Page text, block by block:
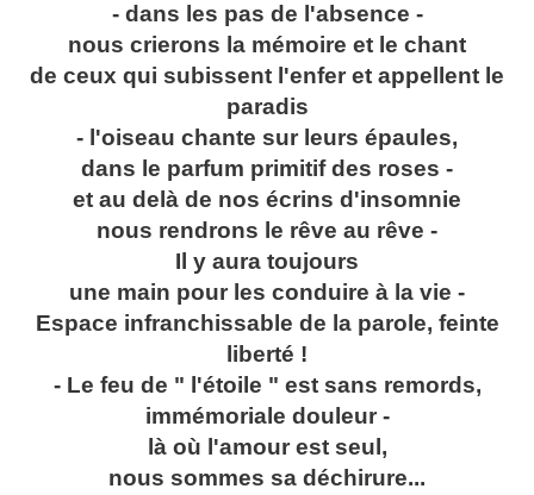
- dans les pas de l'absence -
nous crierons la mémoire et le chant
de ceux qui subissent l'enfer et appellent le
paradis
- l'oiseau chante sur leurs épaules,
dans le parfum primitif des roses -
et au delà de nos écrins d'insomnie
nous rendrons le rêve au rêve -
Il y aura toujours
une main pour les conduire à la vie -
Espace infranchissable de la parole, feinte
liberté !
- Le feu de " l'étoile " est sans remords,
immémoriale douleur -
là où l'amour est seul,
nous sommes sa déchirure...